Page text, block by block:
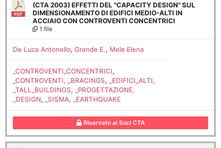
(CTA 2003) EFFETTI DEL "CAPACITY DESIGN" SUL
DIMENSIONAMENTO DI EDIFICI MEDIO-ALTI IN
ACCIAIO CON CONTROVENTI CONCENTRICI
1 file
De Luca Antonello, Grande E., Mele Elena
_CONTROVENTI_CONCENTRICI,
_CONTROVENTI, _BRACINGS,
_EDIFICI_ALTI,
_TALL_BUILDINGS,
_PROGETTAZIONE,
_DESIGN, _SISMA, _EARTHQUAKE
Riservato ai Soci CTA